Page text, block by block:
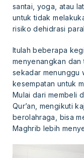
santai, yoga, atau
untuk tidak
risiko dehidrasi
Itulah beberapa
menyenangkan
sekadar menunggu
kesempatan untuk
Mulai dari membeli
Qur’an, mengikuti
berolahraga, bisa
Maghrib lebih